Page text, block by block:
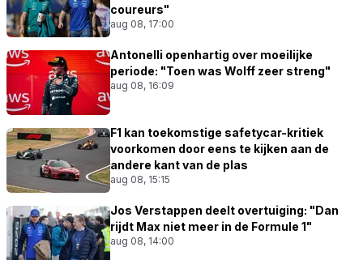
coureurs"
aug 08, 17:00
Antonelli openhartig over moeilijke
periode: "Toen was Wolff zeer streng"
aug 08, 16:09
F1 kan toekomstige safetycar-kritiek
voorkomen door eens te kijken aan de
andere kant van de plas
aug 08, 15:15
Jos Verstappen deelt overtuiging: "Dan
rijdt Max niet meer in de Formule 1"
aug 08, 14:00